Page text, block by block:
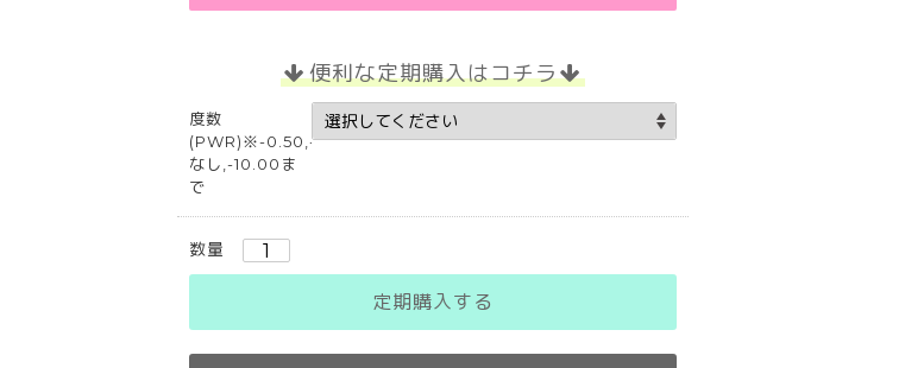
便利な定期購入はコチラ
度数
(PWR)※-0.50,-5.25,-5.75
なし,-10.00ま
で
数量
定期購入する